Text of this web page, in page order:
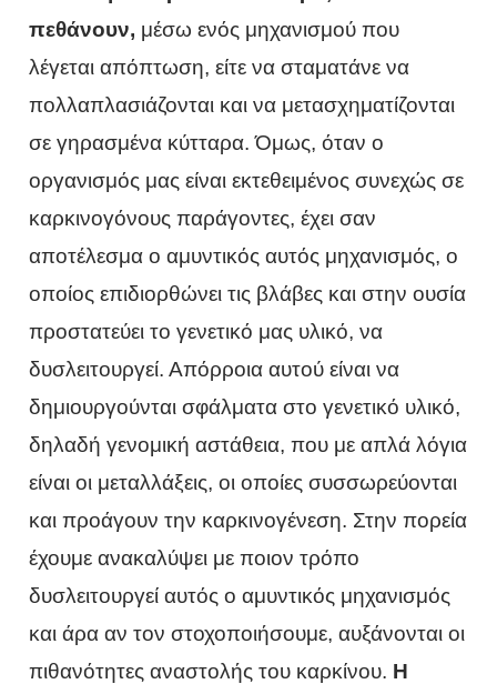
πεθάνουν, μέσω ενός μηχανισμού που
λέγεται απόπτωση, είτε να σταματάνε να
πολλαπλασιάζονται και να μετασχηματίζονται
σε γηρασμένα κύτταρα. Όμως, όταν ο
οργανισμός μας είναι εκτεθειμένος συνεχώς σε
καρκινογόνους παράγοντες, έχει σαν
αποτέλεσμα ο αμυντικός αυτός μηχανισμός, ο
οποίος επιδιορθώνει τις βλάβες και στην ουσία
προστατεύει το γενετικό μας υλικό, να
δυσλειτουργεί. Απόρροια αυτού είναι να
δημιουργούνται σφάλματα στο γενετικό υλικό,
δηλαδή γενομική αστάθεια, που με απλά λόγια
είναι οι μεταλλάξεις, οι οποίες συσσωρεύονται
και προάγουν την καρκινογένεση. Στην πορεία
έχουμε ανακαλύψει με ποιον τρόπο
δυσλειτουργεί αυτός ο αμυντικός μηχανισμός
και άρα αν τον στοχοποιήσουμε, αυξάνονται οι
πιθανότητες αναστολής του καρκίνου. Η